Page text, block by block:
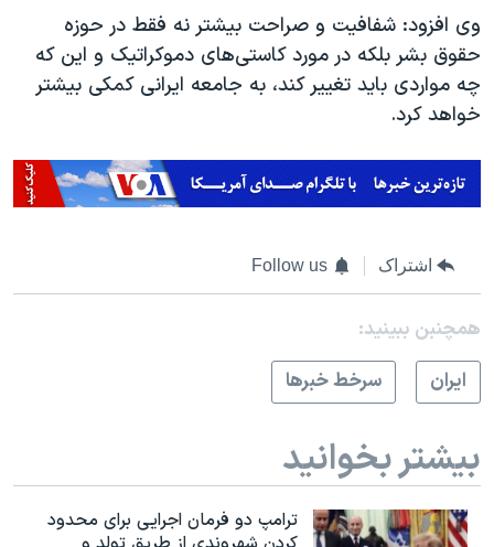
وی افزود: شفافیت و صراحت بیشتر نه فقط در حوزه
حقوق بشر بلکه در مورد کاستی‌های دموکراتیک و این که
چه مواردی باید تغییر کند، به جامعه ایرانی کمکی بیشتر
خواهد کرد.
اشتراک Follow us
همچنبن ببینید:
ايران
سرخط خبرها
بیشتر بخوانید
ترامپ دو فرمان اجرایی برای محدود